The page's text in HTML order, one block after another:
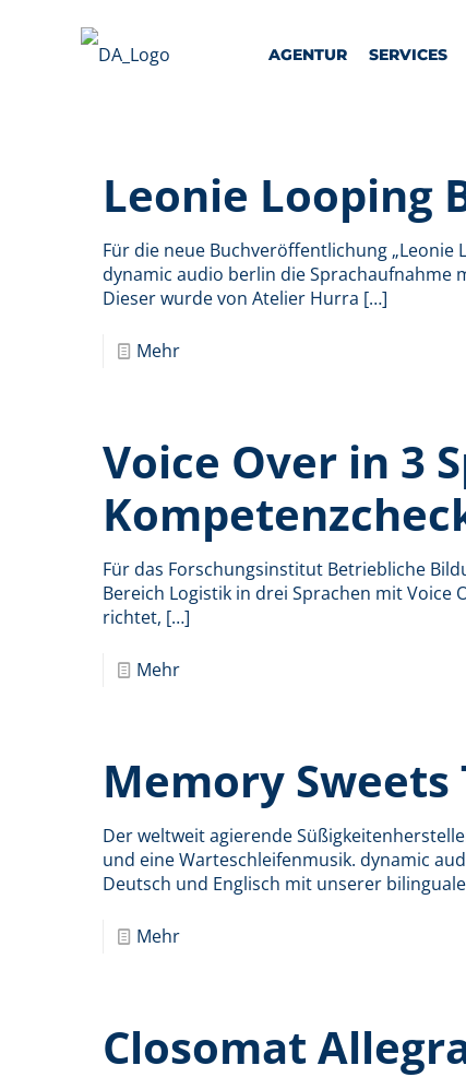
AGENTUR SERVICES
Leonie Looping
Für die neue Buchveröffentlichung „Leonie
dynamic audio berlin die Sprachaufnahme
Dieser wurde von Atelier Hurra […]
Mehr
Voice Over in 3
Für das Forschungsinstitut Betriebliche
Bereich Logistik in drei Sprachen mit Voice
richtet, […]
Mehr
Memory
Der weltweit agierende
und eine Warteschleifenmusik. dynamic
Deutsch und Englisch mit unserer
Mehr
Closomat